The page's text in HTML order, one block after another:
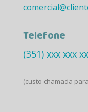
Telefone
(351) xxx xxx
(custo chamada